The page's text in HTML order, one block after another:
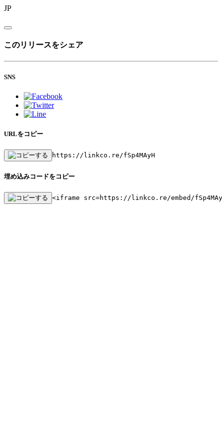
JP
このリリースをシェア
SNS
URLをコピー
https://linkco.re/fSp4MAyH
埋め込みコードをコピー
<iframe src=https://linkco.re/embed/